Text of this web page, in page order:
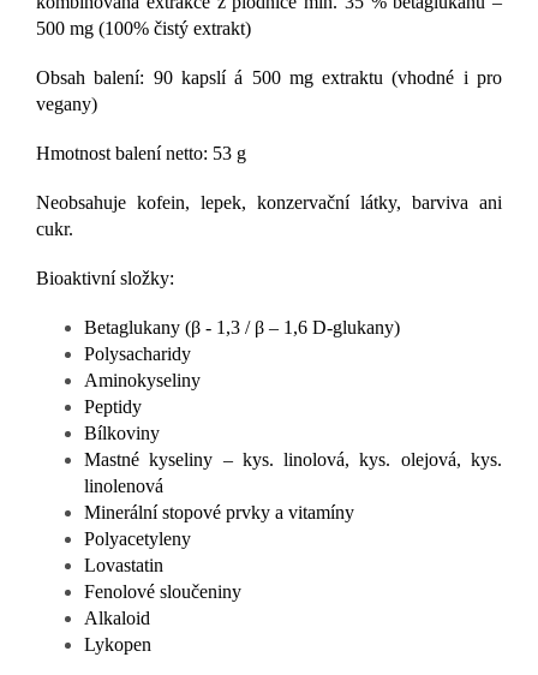
500 mg (100% čistý extrakt)
Obsah balení: 90 kapslí á 500 mg extraktu (vhodné i pro
vegany)
Hmotnost balení netto: 53 g
Neobsahuje kofein, lepek, konzervační látky, barviva ani
cukr.
Bioaktivní složky:
Betaglukany (β - 1,3 / β – 1,6 D-glukany)
Polysacharidy
Aminokyseliny
Peptidy
Bílkoviny
Mastné kyseliny – kys. linolová, kys. olejová, kys.
linolenová
Minerální stopové prvky a vitamíny
Polyacetyleny
Lovastatin
Fenolové sloučeniny
Alkaloid
Lykopen